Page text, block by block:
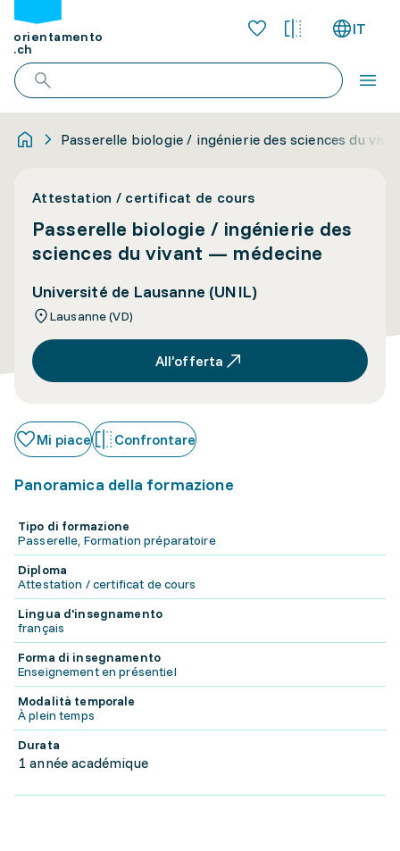
orientamento
.ch
IT
Passerelle biologie / ingénierie des sciences du
Attestation / certificat de cours
Passerelle biologie / ingénierie des
sciences du vivant — médecine
Université de Lausanne (UNIL)
Lausanne (VD)
All’offerta
Mi piace Confrontare
Panoramica della formazione
Tipo di formazione
Passerelle, Formation préparatoire
Diploma
Attestation / certificat de cours
Lingua d'insegnamento
français
Forma di insegnamento
Enseignement en présentiel
Modalità temporale
À plein temps
Durata
1 année académique